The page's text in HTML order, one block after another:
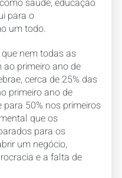
saúde, educação
para o
um todo.
nem todas as
primeiro ano de
cerca de 25% das
primeiro ano de
50% nos primeiros
que os
para os
um negócio,
e a falta de